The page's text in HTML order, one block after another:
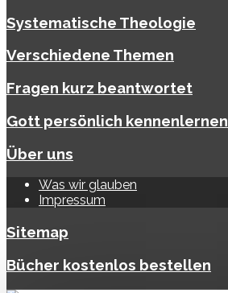
Systematische Theologie
Verschiedene Themen
Fragen kurz beantwortet
Gott persönlich kennenlernen
Über uns
Was wir glauben
Impressum
Sitemap
Bücher kostenlos bestellen